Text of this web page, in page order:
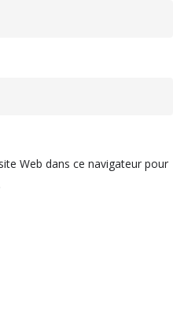
Web dans ce navigateur pour